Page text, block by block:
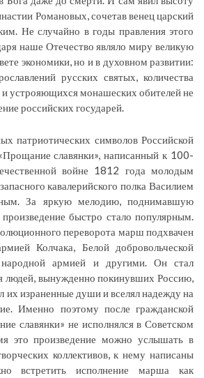
Романовых, сочетав венец царский
Не случайно в годы правления этого
наше Отечество являло миру великую
экономики, но и в духовном развитии:
русских святых, количества
устрояющихся монашеских обителей не
российских государей.
патриотических символов Российской
славянки», написанный к 100-
войне 1812 года молодым
кавалерийского полка Василием
За яркую мелодию, поднимавшую
быстро стало популярным.
переворота марш подхвачен
Колчака, Белой добровольческой
армией и другими. Он стал
людей, вынужденно покинувших Россию,
их израненные души и вселял надежду на
Именно поэтому после гражданской
славянки» не исполнялся в Советском
это произведение можно услышать в
коллективов, к нему написаны
встретить исполнение марша как